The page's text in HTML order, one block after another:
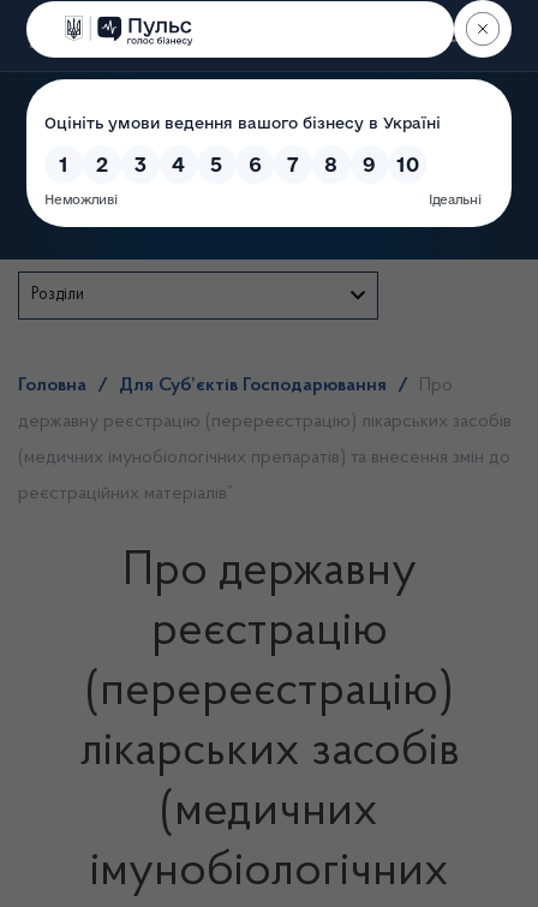
Пошук
Розділи
Головна / Для Суб’єктів Господарювання /
Про
державну реєстрацію (перереєстрацію) лікарських засобів
(медичних імунобіологічних препаратів) та внесення змін до
реєстраційних матеріалів”
Про державну
реєстрацію
(перереєстрацію)
лікарських засобів
(медичних
імунобіологічних